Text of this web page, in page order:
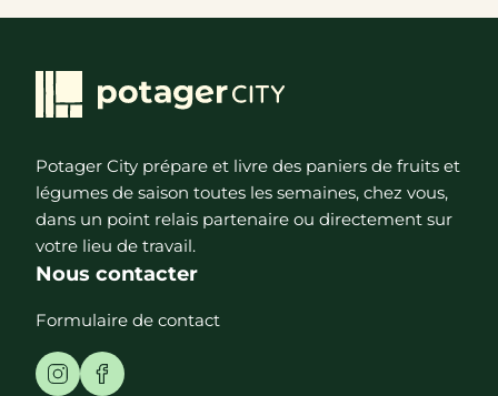
Potager City prépare et livre des paniers de fruits et
légumes de saison toutes les semaines, chez vous,
dans un point relais partenaire ou directement sur
votre lieu de travail.
Nous contacter
Formulaire de contact